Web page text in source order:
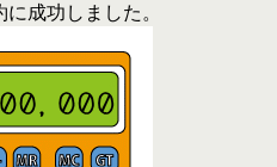
成功しました。